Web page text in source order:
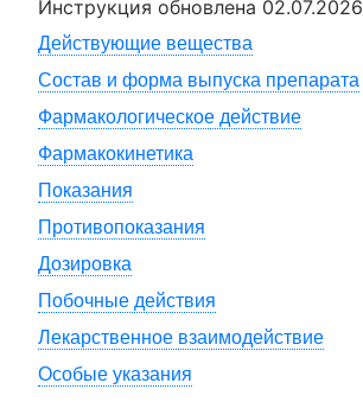
Инструкция обновлена 02.07.2026
Действующие вещества
Состав и форма выпуска препарата
Фармакологическое действие
Фармакокинетика
Показания
Противопоказания
Дозировка
Побочные действия
Лекарственное взаимодействие
Особые указания